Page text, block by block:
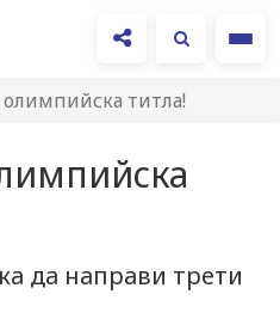
олимпийска титла!
да направи трети